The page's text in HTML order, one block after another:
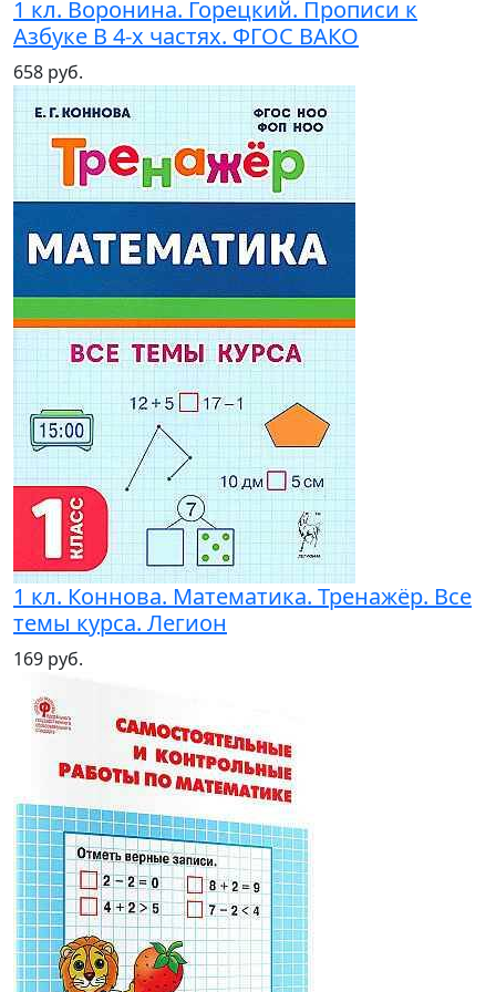
1 кл. Воронина. Горецкий. Прописи к
Азбуке В 4-х частях. ФГОС ВАКО
658 руб.
1 кл. Коннова. Математика. Тренажёр. Все
темы курса. Легион
169 руб.